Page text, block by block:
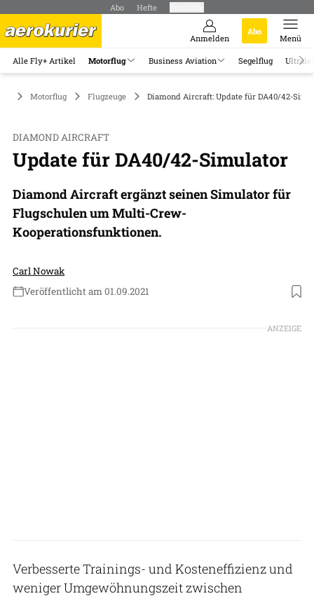
Abo Hefte
Anmelden
Abo
Menü
Alle Fly+ Artikel Motorflug Business Aviation Segelflug
Motorflug Flugzeuge Diamond Aircraft: Update für DA40/42-
DIAMOND AIRCRAFT
Update für DA40/42-Simulator
Diamond Aircraft ergänzt seinen Simulator für
Flugschulen um Multi-Crew-
Kooperationsfunktionen.
Carl Nowak
Veröffentlicht am 01.09.2021
Foto: Air Hub Aviation
ANZEIGE
Verbesserte Trainings- und Kosteneffizienz und
weniger Umgewöhnungszeit zwischen